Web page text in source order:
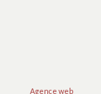
Agence web